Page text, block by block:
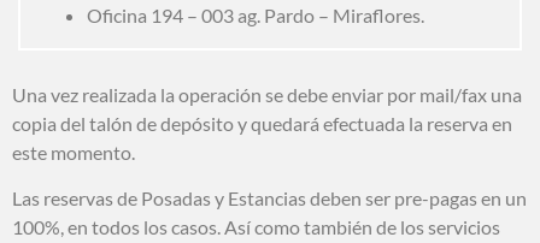
Oficina 194 – 003 ag. Pardo – Miraflores.
Una vez realizada la operación se debe enviar por mail/fax una
copia del talón de depósito y quedará efectuada la reserva en
este momento.
Las reservas de Posadas y Estancias deben ser pre-pagas en un
100%, en todos los casos. Así como también de los servicios